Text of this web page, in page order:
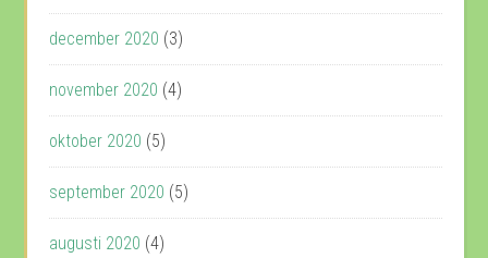
december 2020 (3)
november 2020 (4)
oktober 2020 (5)
september 2020 (5)
augusti 2020 (4)